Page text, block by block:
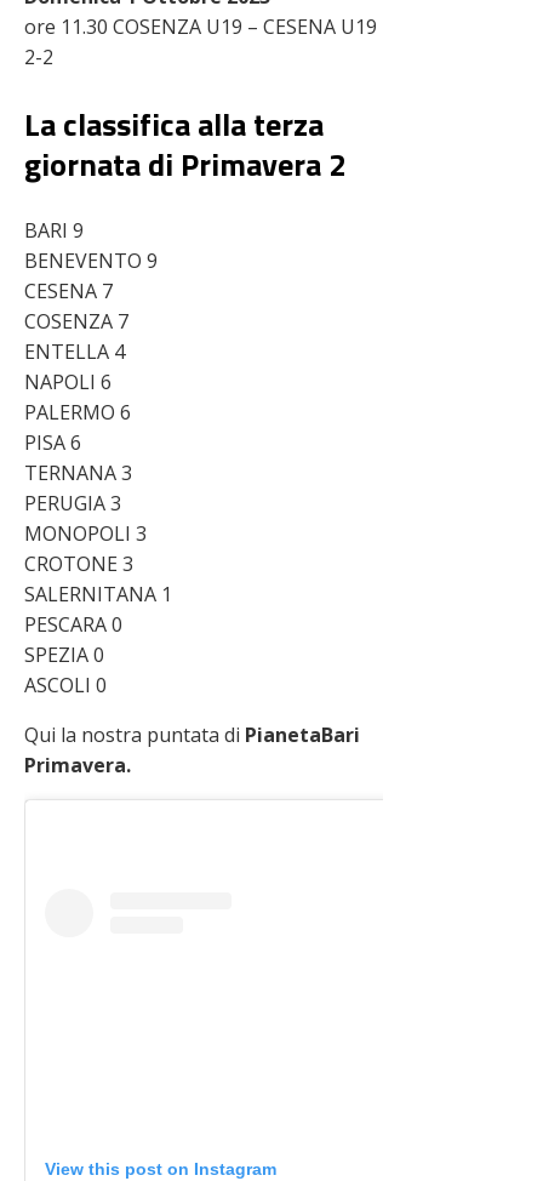
ore 11.30 COSENZA U19 – CESENA U19
2-2
La classifica alla terza
giornata di Primavera 2
BARI 9
BENEVENTO 9
CESENA 7
COSENZA 7
ENTELLA 4
NAPOLI 6
PALERMO 6
PISA 6
TERNANA 3
PERUGIA 3
MONOPOLI 3
CROTONE 3
SALERNITANA 1
PESCARA 0
SPEZIA 0
ASCOLI 0
Qui la nostra puntata di PianetaBari
Primavera.
View this post on Instagram